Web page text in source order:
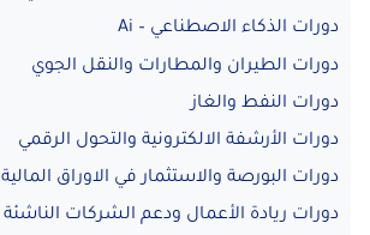
دورات الذكاء الاصطناعي – Ai
دورات الطيران والمطارات والنقل الجوي
دورات النفط والغاز
دورات الأرشفة الالكترونية والتحول الرقمي
دورات البورصة والاستثمار في الاوراق المالية
دورات ريادة الأعمال ودعم الشركات الناشئة